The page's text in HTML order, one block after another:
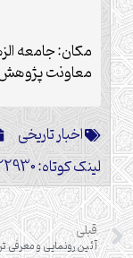
مکان: جامعه
معاونت
اخبار تاریخی
لینک کوتاه: https://sokhanetarikh.com/?p=22930
قبلی